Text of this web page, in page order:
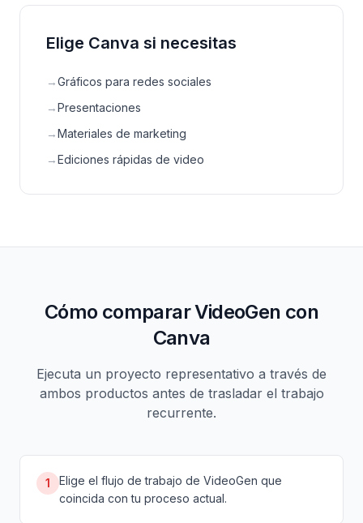
Elige Canva si necesitas
→Gráficos para redes sociales
→Presentaciones
→Materiales de marketing
→Ediciones rápidas de video
Cómo comparar VideoGen con
Canva
Ejecuta un proyecto representativo a través de
ambos productos antes de trasladar el trabajo
recurrente.
1
Elige el flujo de trabajo de VideoGen que
coincida con tu proceso actual.